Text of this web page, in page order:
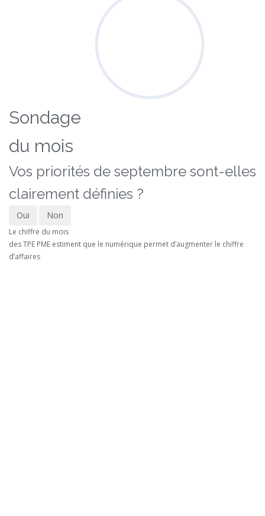
Sondage
du mois
Vos priorités de septembre sont-elles
clairement définies ?
Oui Non
Le chiffre du mois
des TPE PME estiment que le numérique permet d’augmenter le chiffre
d’affaires